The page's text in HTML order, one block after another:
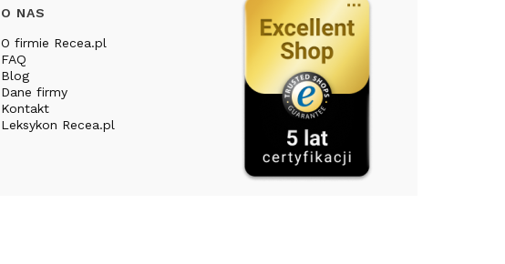
O NAS
O firmie Recea.pl
FAQ
Blog
Dane firmy
Kontakt
Leksykon Recea.pl